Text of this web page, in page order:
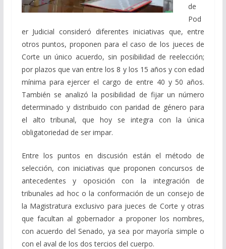
de
Pod
er Judicial consideró diferentes iniciativas que, entre
otros puntos, proponen para el caso de los jueces de
Corte un único acuerdo, sin posibilidad de reelección;
por plazos que van entre los 8 y los 15 años y con edad
mínima para ejercer el cargo de entre 40 y 50 años.
También se analizó la posibilidad de fijar un número
determinado y distribuido con paridad de género para
el alto tribunal, que hoy se integra con la única
obligatoriedad de ser impar.
Entre los puntos en discusión están el método de
selección, con iniciativas que proponen concursos de
antecedentes y oposición con la integración de
tribunales ad hoc o la conformación de un consejo de
la Magistratura exclusivo para jueces de Corte y otras
que facultan al gobernador a proponer los nombres,
con acuerdo del Senado, ya sea por mayoría simple o
con el aval de los dos tercios del cuerpo.